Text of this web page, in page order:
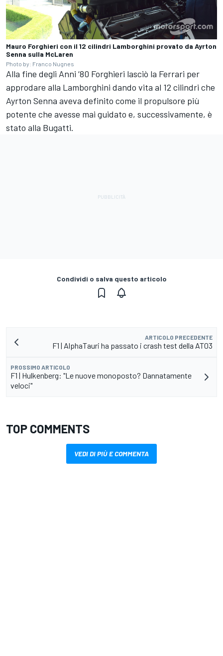
Mauro Forghieri con il 12 cilindri Lamborghini provato da Ayrton
Senna sulla McLaren
Photo by: Franco Nugnes
Alla fine degli Anni ‘80 Forghieri lasciò la Ferrari per
approdare alla Lamborghini dando vita al 12 cilindri che
Ayrton Senna aveva definito come il propulsore più
potente che avesse mai guidato e, successivamente, è
stato alla Bugatti.
Condividi o salva questo articolo
ARTICOLO PRECEDENTE
F1 | AlphaTauri ha passato i crash test della AT03
PROSSIMO ARTICOLO
F1 | Hulkenberg: "Le nuove monoposto? Dannatamente
veloci"
TOP COMMENTS
VEDI DI PIÙ E COMMENTA